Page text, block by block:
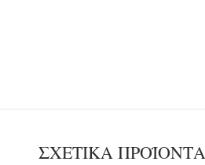
ΣΧΕΤΙΚΆ ΠΡΟΪΌΝΤΑ